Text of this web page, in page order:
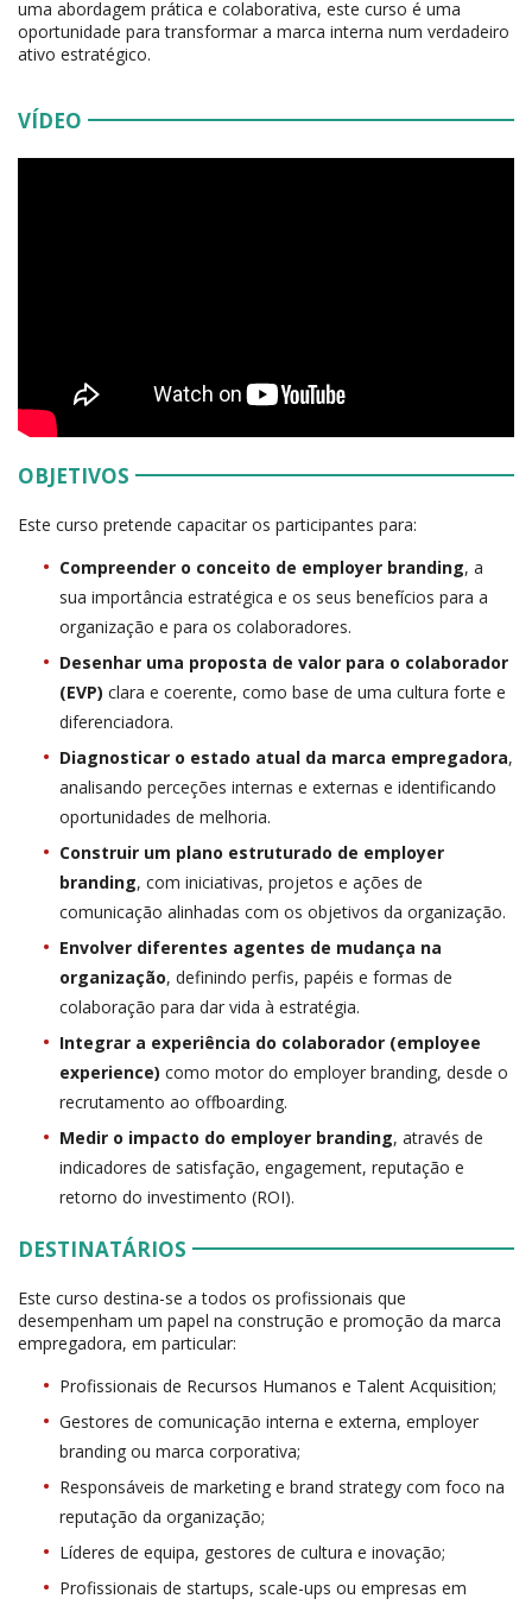
uma abordagem prática e colaborativa, este curso é uma
oportunidade para transformar a marca interna num verdadeiro
ativo estratégico.
VÍDEO
OBJETIVOS
Este curso pretende capacitar os participantes para:
Compreender o conceito de employer branding, a
sua importância estratégica e os seus benefícios para a
organização e para os colaboradores.
Desenhar uma proposta de valor para o colaborador
(EVP) clara e coerente, como base de uma cultura forte e
diferenciadora.
Diagnosticar o estado atual da marca empregadora,
analisando perceções internas e externas e identificando
oportunidades de melhoria.
Construir um plano estruturado de employer
branding, com iniciativas, projetos e ações de
comunicação alinhadas com os objetivos da organização.
Envolver diferentes agentes de mudança na
organização, definindo perfis, papéis e formas de
colaboração para dar vida à estratégia.
Integrar a experiência do colaborador (employee
experience) como motor do employer branding, desde o
recrutamento ao offboarding.
Medir o impacto do employer branding, através de
indicadores de satisfação, engagement, reputação e
retorno do investimento (ROI).
DESTINATÁRIOS
Este curso destina-se a todos os profissionais que
desempenham um papel na construção e promoção da marca
empregadora, em particular:
Profissionais de Recursos Humanos e Talent Acquisition;
Gestores de comunicação interna e externa, employer
branding ou marca corporativa;
Responsáveis de marketing e brand strategy com foco na
reputação da organização;
Líderes de equipa, gestores de cultura e inovação;
Profissionais de startups, scale-ups ou empresas em